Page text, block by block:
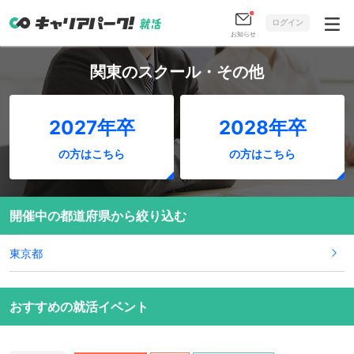
お知らせ
ログイン
関東のスクール・その他
2027年卒
の方はこちら
2028年卒
の方はこちら
開催中の都道府県から絞り込む
東京都
おすすめの就活イベント